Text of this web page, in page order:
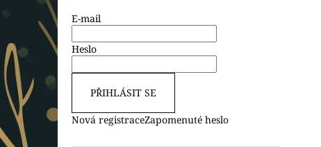
E-mail
Heslo
PŘIHLÁSIT SE
Nová registraceZapomenuté heslo